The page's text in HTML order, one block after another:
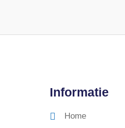
Informatie
Home